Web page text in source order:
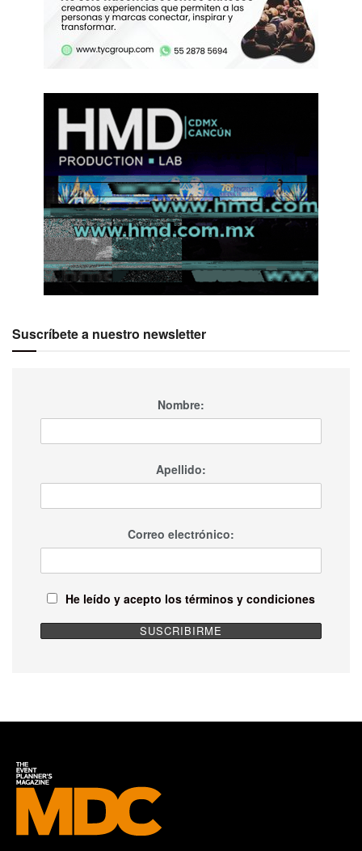
Suscríbete a nuestro newsletter
Nombre:
Apellido:
Correo electrónico:
He leído y acepto los términos y condiciones